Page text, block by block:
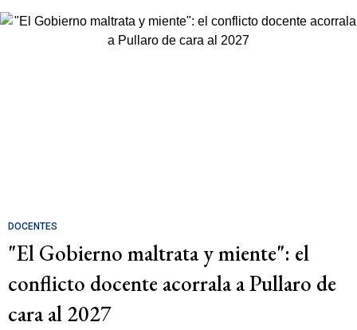
DOCENTES
"El Gobierno maltrata y miente": el
conflicto docente acorrala a Pullaro de
cara al 2027